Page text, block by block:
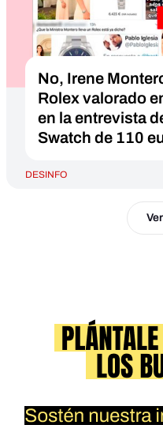
No, Irene
Rolex valorado
en la entrevista
Swatch de 110
DESINFO